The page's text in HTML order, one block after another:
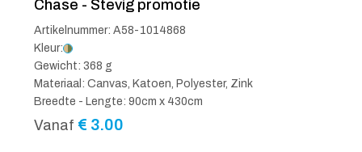
Chase - Stevig promotie
Artikelnummer: A58-1014868
Kleur:
Gewicht: 368 g
Materiaal: Canvas, Katoen, Polyester, Zink
Breedte - Lengte: 90cm x 430cm
Vanaf € 3.00